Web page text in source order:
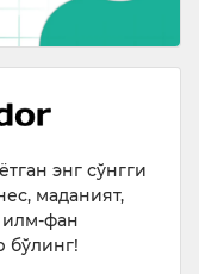
энг сўнгги
маданият,
илм-фан
бўлинг!